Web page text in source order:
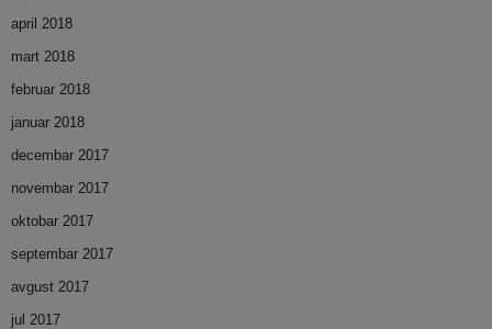
april 2018
mart 2018
februar 2018
januar 2018
decembar 2017
novembar 2017
oktobar 2017
septembar 2017
avgust 2017
jul 2017